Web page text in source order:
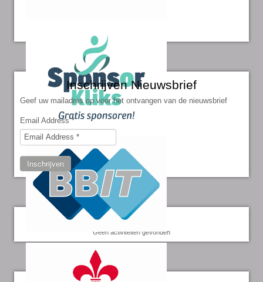
Inschrijven Nieuwsbrief
Geef uw mailadres op voor het ontvangen van de nieuwsbrief
Email Address*
Inschrijven
Kalender
Geen activiteiten gevonden